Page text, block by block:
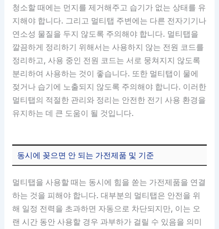
청소할 때에는 먼지를 제거해주고 습기가 없는 상태를 유
지해야 합니다. 그리고 멀티탭 주변에는 다른 전자기기나
연소성 물질을 두지 않도록 주의해야 합니다. 멀티탭을
깔끔하게 정리하기 위해서는 사용하지 않는 전원 코드를
정리하고, 사용 중인 전원 코드는 서로 뭉쳐지지 않도록
분리하여 사용하는 것이 좋습니다. 또한 멀티탭이 물에
젖거나 습기에 노출되지 않도록 주의해야 합니다. 이러한
멀티탭의 적절한 관리와 정리는 안전한 전기 사용 환경을
유지하는 데 큰 도움이 될 것입니다.
동시에 꽂으면 안 되는 가전제품 및 기준
멀티탭을 사용할 때는 동시에 힘을 쏟는 가전제품을 연결
하는 것을 피해야 합니다. 대부분의 멀티탭은 안전을 위
해 일정 전력을 초과하면 자동으로 차단되지만, 이는 오
랜 시간 동안 사용할 경우 과부하가 걸릴 수 있음을 의미